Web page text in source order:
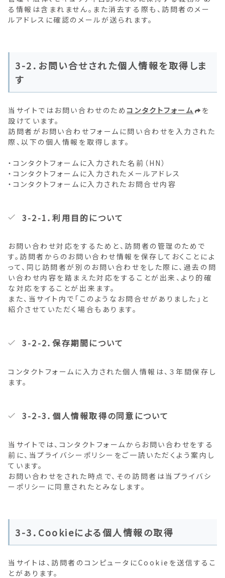
る情報は含まれません。また消去する際も、訪問者のメー
ルアドレスに確認のメールが送られます。
3-2．お問い合せされた個人情報を取得しま
す
当サイトではお問い合わせのためコンタクトフォーム
を
設けています。
訪問者がお問い合わせフォームに問い合わせを入力された
際、以下の個人情報を取得します。
・コンタクトフォームに入力された名前（HN）
・コンタクトフォームに入力されたメールアドレス
・コンタクトフォームに入力されたお問合せ内容
3-2-1．利用目的について
お問い合わせ対応をするためと、訪問者の管理のためで
す。訪問者からのお問い合わせ情報を保存しておくことによ
って、同じ訪問者が別のお問い合わせをした際に、過去の問
い合わせ内容を踏まえた対応をすることが出来、より的確
な対応をすることが出来ます。
また、当サイト内で「このようなお問合せがありました」と
紹介させていただく場合もあります。
3-2-2．保存期間について
コンタクトフォームに入力された個人情報は、３年間保存し
ます。
3-2-3．個人情報取得の同意について
当サイトでは、コンタクトフォームからお問い合わせをする
前に、当プライバシーポリシーをご一読いただくよう案内し
ています。
お問い合わせをされた時点で、その訪問者は当プライバシ
ーポリシーに同意されたとみなします。
3-3．Cookieによる個人情報の取得
当サイトは、訪問者のコンピュータにCookieを送信するこ
とがあります。